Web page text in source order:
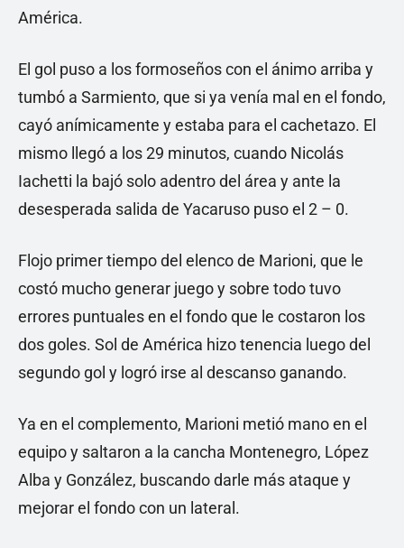
América.
El gol puso a los formoseños con el ánimo arriba y
tumbó a Sarmiento, que si ya venía mal en el fondo,
cayó anímicamente y estaba para el cachetazo. El
mismo llegó a los 29 minutos, cuando Nicolás
Iachetti la bajó solo adentro del área y ante la
desesperada salida de Yacaruso puso el 2 – 0.
Flojo primer tiempo del elenco de Marioni, que le
costó mucho generar juego y sobre todo tuvo
errores puntuales en el fondo que le costaron los
dos goles. Sol de América hizo tenencia luego del
segundo gol y logró irse al descanso ganando.
Ya en el complemento, Marioni metió mano en el
equipo y saltaron a la cancha Montenegro, López
Alba y González, buscando darle más ataque y
mejorar el fondo con un lateral.